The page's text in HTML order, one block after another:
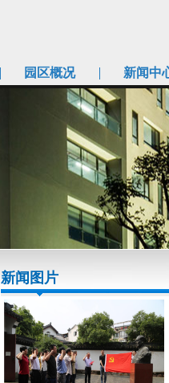
园区概况 新闻中
新闻图片